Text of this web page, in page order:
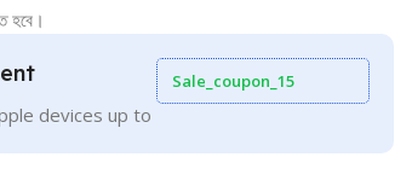
হবে।
devices up to
Sale_coupon_15